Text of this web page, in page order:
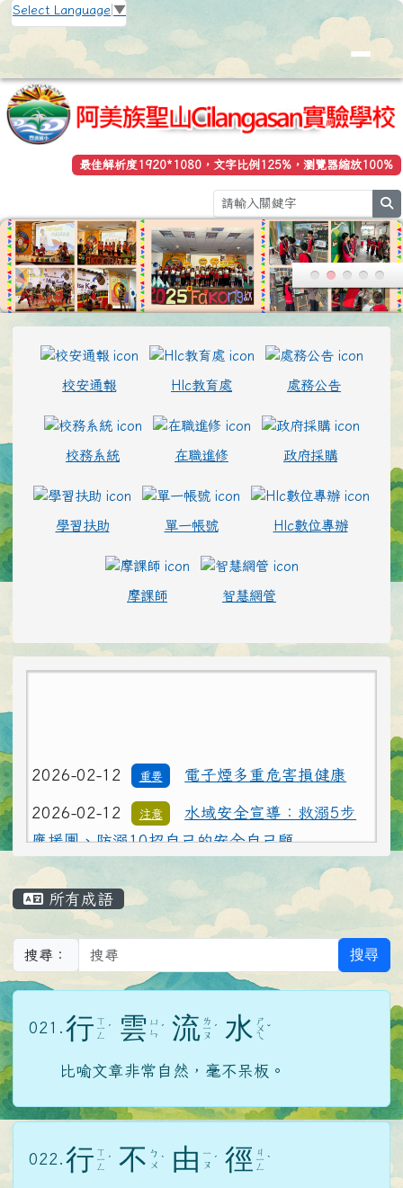
跳至主內容區
花蓮縣立豐濱國小全球資訊網
Select Language ▼
最佳解析度1920*1080，文字比例125%，瀏覽器縮放100%
校安通報 Hlc教育處 處務公告
校務系統 在職進修 政府採購
學習扶助 單一帳號 Hlc數位專辦
摩課師 智慧網管
應援團、防溺10招自己的安全自己顧
2026-02-12 注意
水域安全宣導：救溺5步
應援團、防溺10招自己的安全自己顧
主內容區域
所有成語
搜尋： 搜尋
021. 行 ㄒ
ㄧ
ㄥ
ˊ 雲 ㄩ
ㄣ ˊ 流 ㄌ
ㄧ
ㄡ
ˊ 水 ㄕ
ㄨ
ㄟ
ˇ
比喻文章非常自然，毫不呆板。
022. 行 ㄒ
ㄧ
ㄥ
ˊ 不 ㄅ
ㄨ ˋ 由 ㄧ
ㄡ ˊ 徑 ㄐ
ㄧ
ㄥ
ˋ
頁尾區域